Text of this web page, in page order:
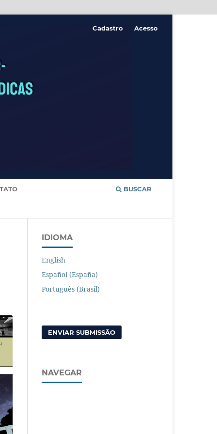
BUSCAR
Cadastro Acesso
IDIOMA
English
Español (España)
Português (Brasil)
ENVIAR SUBMISSÃO
NAVEGAR